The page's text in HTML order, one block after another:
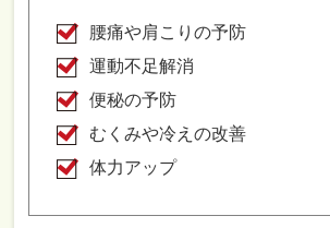
腰痛や肩こりの予防
運動不足解消
便秘の予防
むくみや冷えの改善
体力アップ